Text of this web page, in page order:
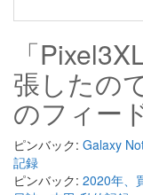
「
張したの
のフィー
ピンバック: Galaxy
記録
ピンバック: 2020年、